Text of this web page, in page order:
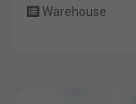
Warehouse